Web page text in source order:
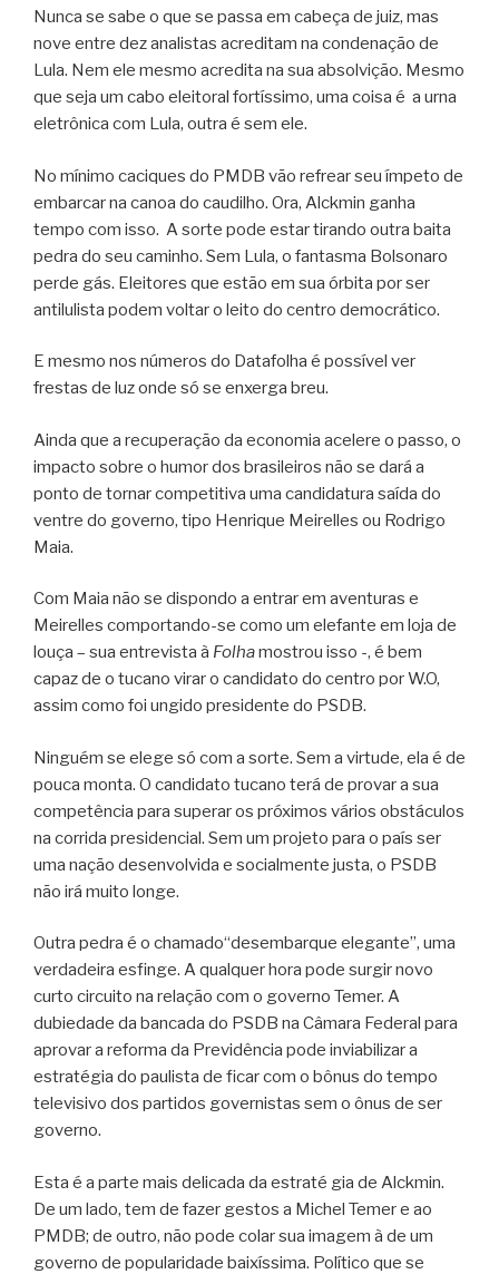
Nunca se sabe o que se passa em cabeça de juiz, mas
nove entre dez analistas acreditam na condenação de
Lula. Nem ele mesmo acredita na sua absolvição. Mesmo
que seja um cabo eleitoral fortíssimo, uma coisa é a urna
eletrônica com Lula, outra é sem ele.
No mínimo caciques do PMDB vão refrear seu ímpeto de
embarcar na canoa do caudilho. Ora, Alckmin ganha
tempo com isso. A sorte pode estar tirando outra baita
pedra do seu caminho. Sem Lula, o fantasma Bolsonaro
perde gás. Eleitores que estão em sua órbita por ser
antilulista podem voltar o leito do centro democrático.
E mesmo nos números do Datafolha é possível ver
frestas de luz onde só se enxerga breu.
Ainda que a recuperação da economia acelere o passo, o
impacto sobre o humor dos brasileiros não se dará a
ponto de tornar competitiva uma candidatura saída do
ventre do governo, tipo Henrique Meirelles ou Rodrigo
Maia.
Com Maia não se dispondo a entrar em aventuras e
Meirelles comportando-se como um elefante em loja de
louça – sua entrevista à Folhamostrou isso -, é bem
capaz de o tucano virar o candidato do centro por W.O,
assim como foi ungido presidente do PSDB.
Ninguém se elege só com a sorte. Sem a virtude, ela é de
pouca monta. O candidato tucano terá de provar a sua
competência para superar os próximos vários obstáculos
na corrida presidencial. Sem um projeto para o país ser
uma nação desenvolvida e socialmente justa, o PSDB
não irá muito longe.
Outra pedra é o chamado“desembarque elegante”, uma
verdadeira esfinge. A qualquer hora pode surgir novo
curto circuito na relação com o governo Temer. A
dubiedade da bancada do PSDB na Câmara Federal para
aprovar a reforma da Previdência pode inviabilizar a
estratégia do paulista de ficar com o bônus do tempo
televisivo dos partidos governistas sem o ônus de ser
governo.
Esta é a parte mais delicada da estraté gia de Alckmin.
De um lado, tem de fazer gestos a Michel Temer e ao
PMDB; de outro, não pode colar sua imagem à de um
governo de popularidade baixíssima. Político que se